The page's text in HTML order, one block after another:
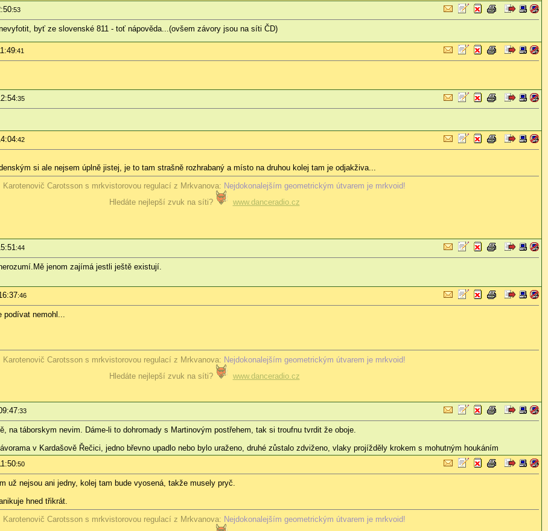
:53
byť ze slovenské 811 - toť nápověda...(ovšem závory jsou na síti ČD)
:41
:35
:42
si ale nejsem úplně jistej, je to tam strašně rozhrabaný a místo na druhou kolej tam je odjakživa...
Karotenovič Carotsson s mrkvistorovou regulací z Mrkvanova: Nejdokonalejším geometrickým útvarem je mrkvoid!
Hledáte nejlepší zvuk na síti?
www.danceradio.cz
:44
jenom zajímá jestli ještě existují.
:46
nemohl...
Karotenovič Carotsson s mrkvistorovou regulací z Mrkvanova: Nejdokonalejším geometrickým útvarem je mrkvoid!
Hledáte nejlepší zvuk na síti?
www.danceradio.cz
:33
na táborskym nevim. Dáme-li to dohromady s Martinovým postřehem, tak si troufnu tvrdit že oboje.
v Kardašově Řečici, jedno břevno upadlo nebo bylo uraženo, druhé zůstalo zdviženo, vlaky projížděly krokem s mohutným houkáním
:50
už nejsou ani jedny, kolej tam bude vyosená, takže musely pryč.
hned třikrát.
Karotenovič Carotsson s mrkvistorovou regulací z Mrkvanova: Nejdokonalejším geometrickým útvarem je mrkvoid!